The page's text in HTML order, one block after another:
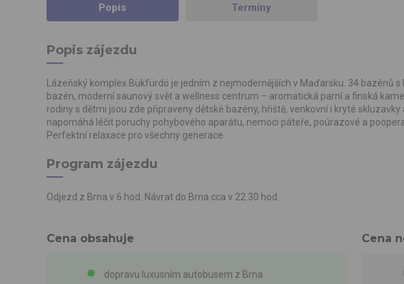
Popis Termíny
Popis zájezdu
Lázeňský komplex Bükfürdö je jedním z nejmodernějších v Maďarsku. 34 bazénů
bazén, moderní saunový svět a wellness centrum – aromatická parní a finská
rodiny s dětmi jsou zde připraveny dětské bazény, hřiště, venkovní i kryté
napomáhá léčit poruchy pohybového aparátu, nemoci páteře, poúrazové a
Perfektní relaxace pro všechny generace.
Program zájezdu
Odjezd z Brna v 6 hod. Návrat do Brna cca v 22.30 hod.
Cena obsahuje
dopravu luxusním autobusem z Brna
Cena